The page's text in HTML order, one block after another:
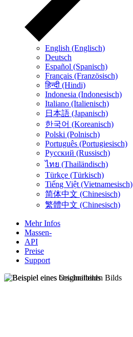
English (Englisch)
Deutsch
Español (Spanisch)
Français (Französisch)
हिन्दी (Hindi)
Indonesia (Indonesisch)
Italiano (Italienisch)
日本語 (Japanisch)
한국어 (Koreanisch)
Polski (Polnisch)
Português (Portugiesisch)
Русский (Russisch)
ไทย (Thailändisch)
Türkçe (Türkisch)
Tiếng Việt (Vietnamesisch)
简体中文 (Chinesisch)
繁體中文 (Chinesisch)
Mehr Infos
Massen-
API
Preise
Support